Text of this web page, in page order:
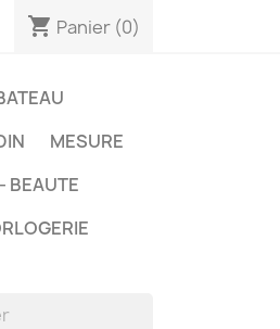
shopping_cart Panier (0)
MESURE
BEAUTE